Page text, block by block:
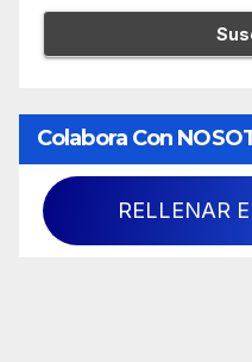
Colabora Con
RELLENAR